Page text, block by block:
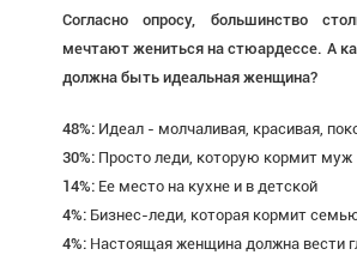
Согласно опросу, большинство
мечтают жениться на стюардессе. А
должна быть идеальная женщина?
48%:Идеал - молчаливая, красивая,
30%:Просто леди, которую кормит муж
14%:Ее место на кухне и в детской
4%:Бизнес-леди, которая кормит
4%:Настоящая женщина должна вести